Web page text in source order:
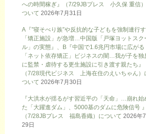
への時間稼ぎ』（7/29JBプレス 小久保 重信
ついて 2026年7月31日
A『”寝そべり族”や反抗的な子どもを強制連行
「矯正施設」が急増…中国版「戸塚ヨットスク
ル」の実態』、B『中国で1.6兆円市場に広がる
「ネット依存矯正」ビジネスの闇…我が子を独
に監禁・虐待する更生施設に引き渡す親たち』
（7/28現代ビジネス 上海在住のえいちゃん）
ついて 2026年7月30日
『大洪水が揺るがす習近平の「天命」…崩れ始
た「大躍進ダム」、5000基のダムに危険信号 』
（7/28JBプレス 福島香織）について 2026年7
29日